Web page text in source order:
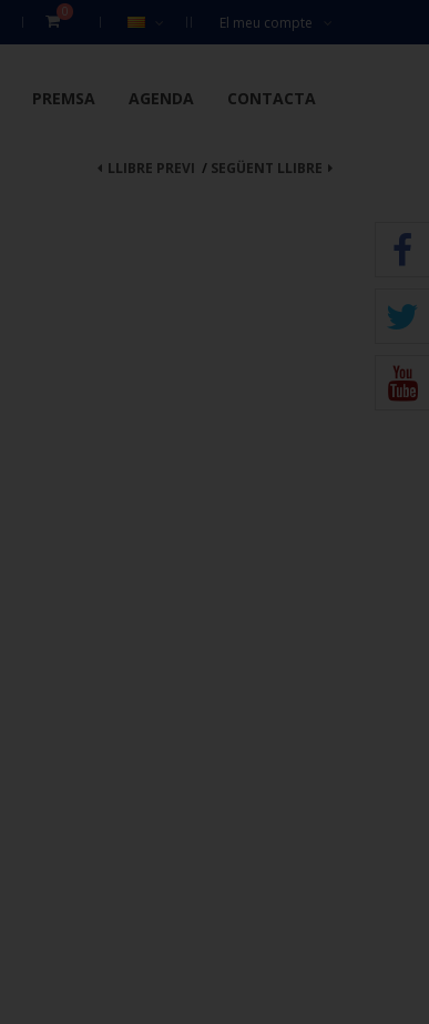
El meu compte
0
PREMSA AGENDA CONTACTA
SEGÜENT LLIBRE
LLIBRE PREVI /